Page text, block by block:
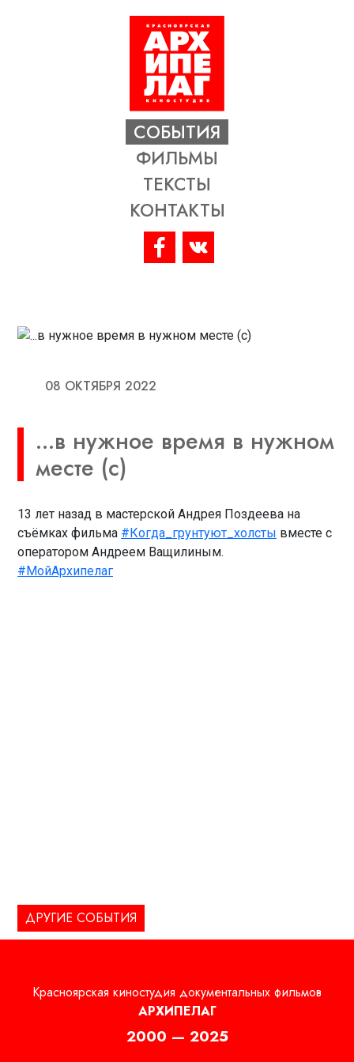
СОБЫТИЯ
ФИЛЬМЫ
ТЕКСТЫ
КОНТАКТЫ
08 ОКТЯБРЯ 2022
...в нужное время в нужном
месте (с)
13 лет назад в мастерской Андрея Поздеева на
съёмках фильма #Когда_грунтуют_холсты вместе с
оператором Андреем Ващилиным.
#МойАрхипелаг
ДРУГИЕ СОБЫТИЯ
Красноярская киностудия документальных фильмов
АРХИПЕЛАГ
2000 — 2025